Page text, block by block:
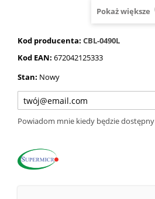
Pokaż większe
Kod producenta: CBL-0490L
Kod EAN: 672042125333
Stan: Nowy
Powiadom mnie kiedy będzie dostępny